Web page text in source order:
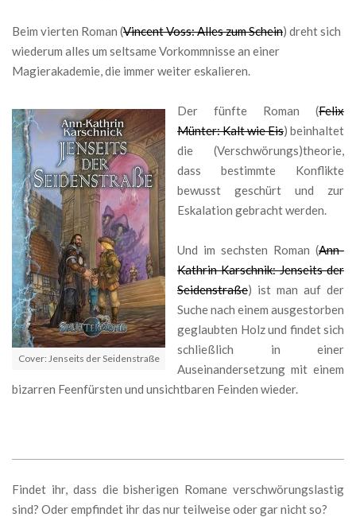
Beim vierten Roman (Vincent Voss: Alles zum Schein) dreht sich
wiederum alles um seltsame Vorkommnisse an einer
Magierakademie, die immer weiter eskalieren.
Cover: Jenseits der Seidenstraße
Der fünfte Roman (Felix
Münter: Kalt wie Eis) beinhaltet
die (Verschwörungs)theorie,
dass bestimmte Konflikte
bewusst geschürt und zur
Eskalation gebracht werden.
Und im sechsten Roman (Ann-
Kathrin Karschnik: Jenseits der
Seidenstraße) ist man auf der
Suche nach einem ausgestorben
geglaubten Holz und findet sich
schließlich in einer
Auseinandersetzung mit einem
bizarren Feenfürsten und unsichtbaren Feinden wieder.
Findet ihr, dass die bisherigen Romane verschwörungslastig
sind? Oder empfindet ihr das nur teilweise oder gar nicht so?